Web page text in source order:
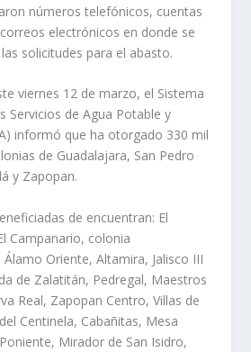
números telefónicos, cuentas
electrónicos en donde se
solicitudes para el abasto.
viernes 12 de marzo, el Sistema
Servicios de Agua Potable y
informó que ha otorgado 330 mil
de Guadalajara, San Pedro
y Zapopan.
de encuentran: El
Campanario, colonia
Oriente, Altamira, Jalisco III
de Zalatitán, Pedregal, Maestros
Real, Zapopan Centro, Villas de
Centinela, Cabañitas, Mesa
Mirador de San Isidro,